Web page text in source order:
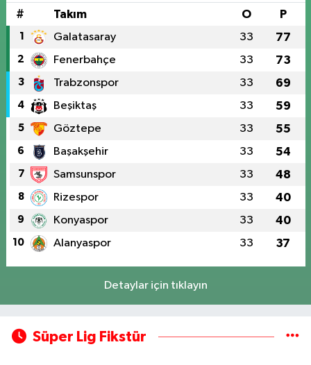
# Takım O P
1 Galatasaray 33 77
2 Fenerbahçe 33 73
3 Trabzonspor 33 69
4 Beşiktaş 33 59
5 Göztepe 33 55
6 Başakşehir 33 54
7 Samsunspor 33 48
8 Rizespor 33 40
9 Konyaspor 33 40
10 Alanyaspor 33 37
Detaylar için tıklayın
Süper Lig Fikstür